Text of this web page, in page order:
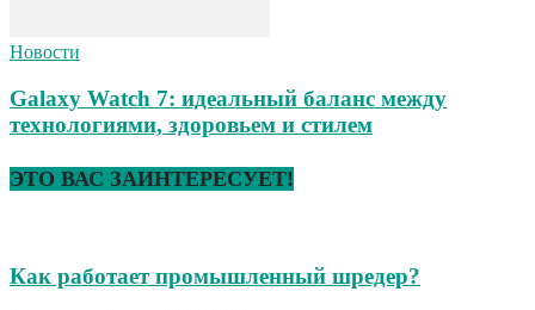
Новости
Galaxy Watch 7: идеальный баланс между
технологиями, здоровьем и стилем
ЭТО ВАС ЗАИНТЕРЕСУЕТ!
Как работает промышленный шредер?